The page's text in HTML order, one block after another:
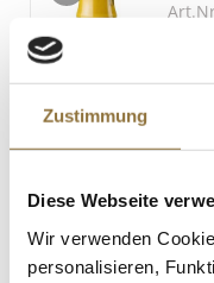
Zustimmung
Diese Webseite
Wir verwenden
personalisieren,
€ 25,42/ Liter
St.